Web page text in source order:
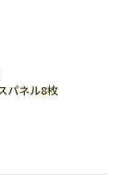
パネル8枚